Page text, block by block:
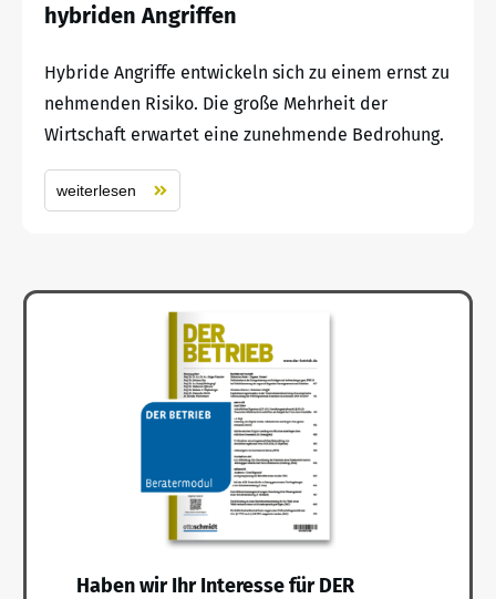
hybriden Angriffen
Hybride Angriffe entwickeln sich zu einem ernst zu
nehmenden Risiko. Die große Mehrheit der
Wirtschaft erwartet eine zunehmende Bedrohung.
weiterlesen
Haben wir Ihr Interesse für DER